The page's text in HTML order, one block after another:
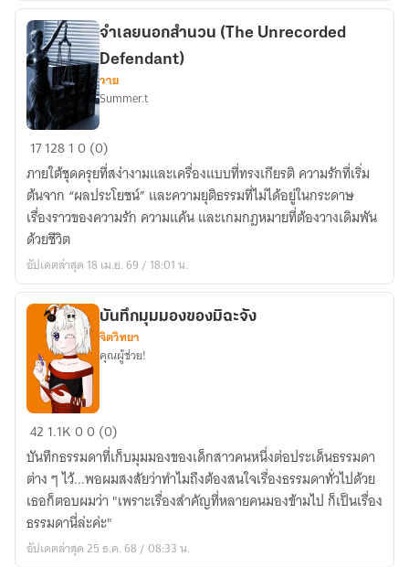
ระบบ
ร้าน
แลก
ของ
สมนาคุณ
ของ
เขา
จำเลย
นอก
สำนวน
(The
Unrecorded
Defendant)
จำเลยนอกสำนวน (The Unrecorded
Defendant)
วาย
Summer.t
1712810 (0)
ภายใต้ชุดครุยที่สง่างามและเครื่องแบบที่ทรงเกียรติ ความรักที่เริ่ม
ต้นจาก “ผลประโยชน์” และความยุติธรรมที่ไม่ได้อยู่ในกระดาษ
เรื่องราวของความรัก ความแค้น และเกมกฎหมายที่ต้องวางเดิมพัน
ด้วยชีวิต
อัปเดตล่าสุด 18 เม.ย. 69 / 18:01 น.
บันทึก
มุม
มอง
ของ
มิ
ฉะ
จัง
บันทึกมุมมองของมิฉะจัง
จิตวิทยา
คุณผู้ช่วย!
42 1.1K00 (0)
บันทึกธรรมดาที่เก็บมุมมองของเด็กสาวคนหนึ่งต่อประเด็นธรรมดา
ต่าง ๆ ไว้...พอผมสงสัยว่าทำไมถึงต้องสนใจเรื่องธรรมดาทั่วไปด้วย
เธอก็ตอบผมว่า "เพราะเรื่องสำคัญที่หลายคนมองข้ามไป ก็เป็นเรื่อง
ธรรมดานี่ล่ะค่ะ"
อัปเดตล่าสุด 25 ธ.ค. 68 / 08:33 น.